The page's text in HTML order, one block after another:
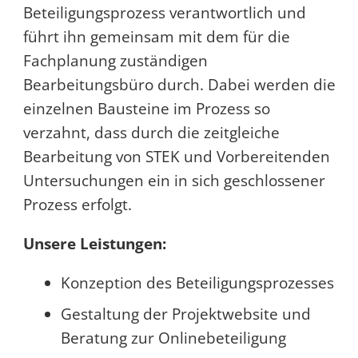
Beteiligungsprozess verantwortlich und
führt ihn gemeinsam mit dem für die
Fachplanung zuständigen
Bearbeitungsbüro durch. Dabei werden die
einzelnen Bausteine im Prozess so
verzahnt, dass durch die zeitgleiche
Bearbeitung von STEK und Vorbereitenden
Untersuchungen ein in sich geschlossener
Prozess erfolgt.
Unsere Leistungen:
Konzeption des Beteiligungsprozesses
Gestaltung der Projektwebsite und
Beratung zur Onlinebeteiligung